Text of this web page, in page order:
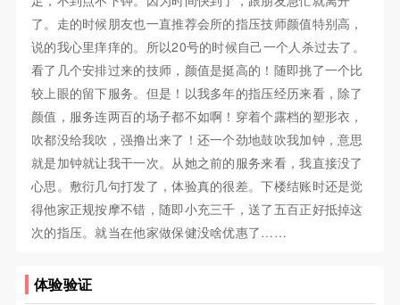
了。走的时候朋友也一直推荐会所的指压技师颜值特别高，
说的我心里痒痒的。所以20号的时候自己一个人杀过去了。
看了几个安排过来的技师，颜值是挺高的！随即挑了一个比
较上眼的留下服务。但是！以我多年的指压经历来看，除了
颜值，服务连两百的场子都不如啊！穿着个露档的塑形衣，
吹都没给我吹，强撸出来了！还一个劲地鼓吹我加钟，意思
就是加钟就让我干一次。从她之前的服务来看，我直接没了
心思。敷衍几句打发了，体验真的很差。下楼结账时还是觉
得他家正规按摩不错，随即小充三千，送了五百正好抵掉这
次的指压。就当在他家做保健没啥优惠了……
体验验证